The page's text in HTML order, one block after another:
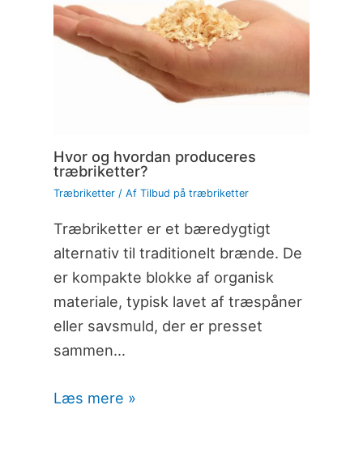
Hvor og hvordan produceres
træbriketter?
Træbriketter/ Af Tilbud på træbriketter
Træbriketter er et bæredygtigt
alternativ til traditionelt brænde. De
er kompakte blokke af organisk
materiale, typisk lavet af træspåner
eller savsmuld, der er presset
sammen…
Læs mere »